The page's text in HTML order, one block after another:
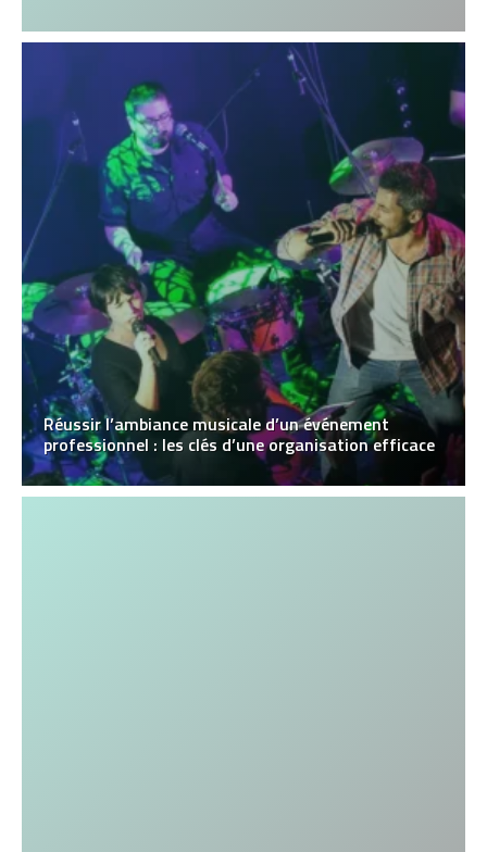
Réussir l’ambiance musicale d’un événement
professionnel : les clés d’une organisation efficace